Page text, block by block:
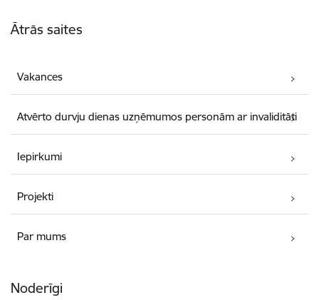
Ātrās saites
Vakances
Atvērto durvju dienas uzņēmumos personām ar invaliditāti
Iepirkumi
Projekti
Par mums
Noderīgi